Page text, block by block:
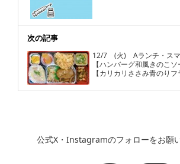
次の記事
12/7 (火) Aランチ・スマ
【ハンバーグ和風きのこ
【カリカリささみ青のりフ
公式X・Instagramのフォローをお願